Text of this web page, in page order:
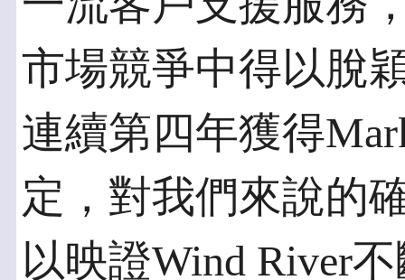
市場競爭中得以脫
連續第四年獲得
定，對我們來說的
以映證Wind River